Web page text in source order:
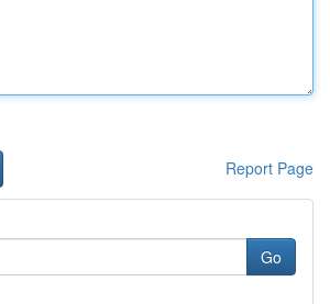
Report Page
Go